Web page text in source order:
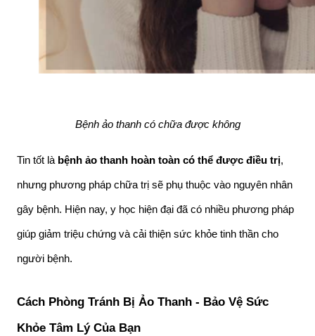
Bệnh ảo thanh có chữa được không
Tin tốt là bệnh ảo thanh hoàn toàn có thể được điều trị,
nhưng phương pháp chữa trị sẽ phụ thuộc vào nguyên nhân
gây bệnh. Hiện nay, y học hiện đại đã có nhiều phương pháp
giúp giảm triệu chứng và cải thiện sức khỏe tinh thần cho
người bệnh.
Cách Phòng Tránh Bị Ảo Thanh - Bảo Vệ Sức
Khỏe Tâm Lý Của Bạn